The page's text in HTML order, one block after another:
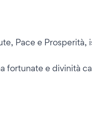
Pace e Prosperità,
fortunate e divinità